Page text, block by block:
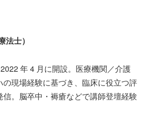
士）
年 4 月に開設。医療機関／介護
現場経験に基づき、臨床に役立つ評
。脳卒中・褥瘡などで講師登壇経験